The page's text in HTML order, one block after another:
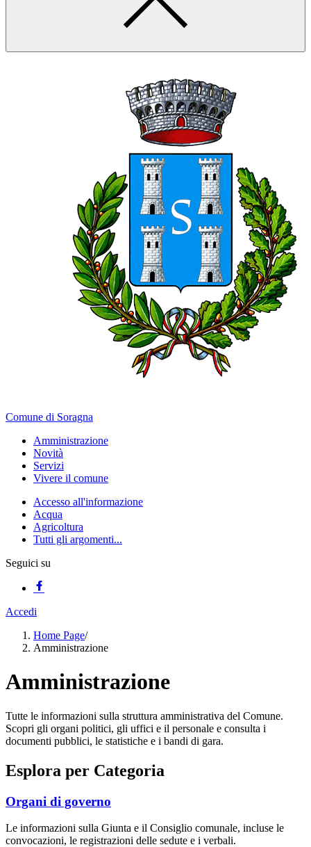
Comune di Soragna
Amministrazione
Novità
Servizi
Vivere il comune
Accesso all'informazione
Acqua
Agricoltura
Tutti gli argomenti...
Seguici su
Accedi
Home Page/
Amministrazione
Amministrazione
Tutte le informazioni sulla struttura amministrativa del Comune.
Scopri gli organi politici, gli uffici e il personale e consulta i
documenti pubblici, le statistiche e i bandi di gara.
Esplora per Categoria
Organi di governo
Le informazioni sulla Giunta e il Consiglio comunale, incluse le
convocazioni, le registrazioni delle sedute e i verbali.